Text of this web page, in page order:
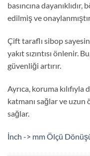
basıncına
edilmiş ve
Çift taraflı sibop
yakıt sızıntısı önlenir.
güvenliği artırır.
Ayrıca, koruma
katmanı sağlar ve
sağlar.
İnch -> mm Ölçü